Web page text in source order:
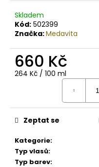
Skladem
Kód: 502399
Značka:Medavita
660 Kč
Měrná
264 Kč / 100 ml
Kategorie:
Typ vlasů:
Typ barev:
Zeptat se
ŠAMPON
PRO
BARVENÉ
VLASY
S
EXTRA
LESKEM
409